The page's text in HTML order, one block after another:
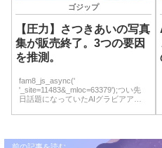
ゴジップ
【圧力】さつきあいの写真
集が販売終了。3つの要因
を推測。
fam8_js_async('
'_site=11483&_mloc=63379');つい先
日話題になっていたAIグラビアアイ
版先の集英社が急遽、写真集である